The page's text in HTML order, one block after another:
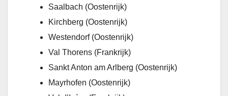
Saalbach (Oostenrijk)
Kirchberg (Oostenrijk)
Westendorf (Oostenrijk)
Val Thorens (Frankrijk)
Sankt Anton am Arlberg (Oostenrijk)
Mayrhofen (Oostenrijk)